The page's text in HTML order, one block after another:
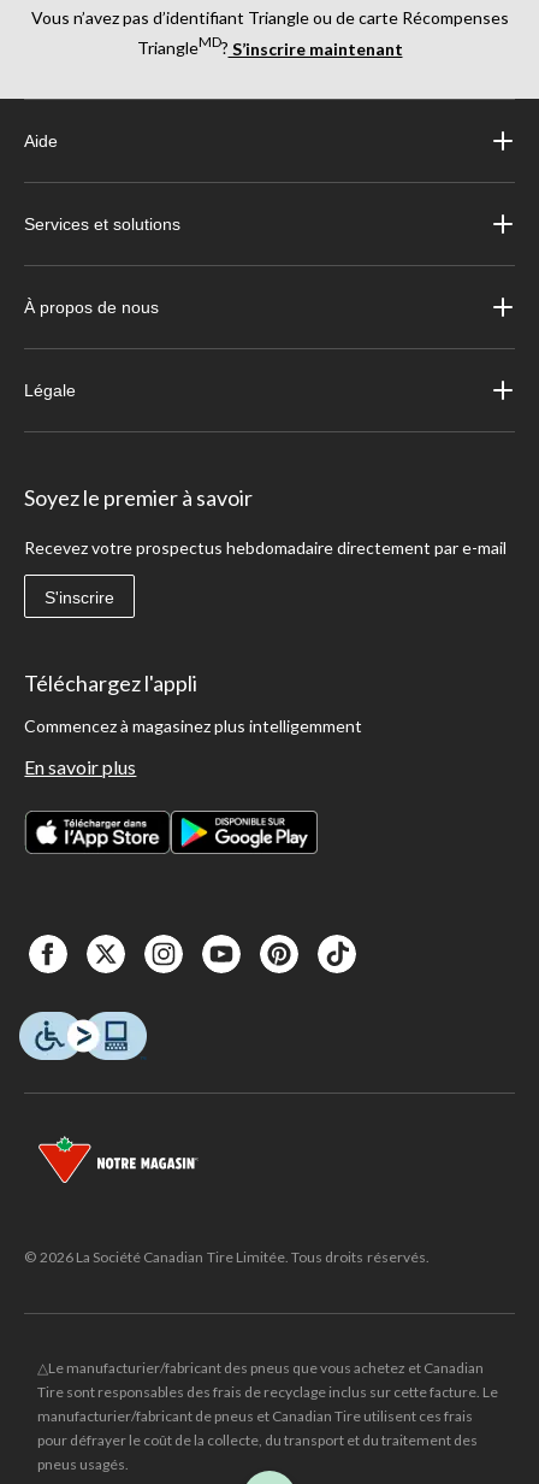
Vous n’avez pas d’identifiant Triangle ou de carte Récompenses
TriangleMD? S’inscrire maintenant
Aide
Services et solutions
À propos de nous
Légale
Soyez le premier à savoir
Recevez votre prospectus hebdomadaire directement par e-mail
S'inscrire
Téléchargez l'appli
Commencez à magasinez plus intelligemment
En savoir plus
© 2026 La Société Canadian Tire Limitée. Tous droits réservés.
△Le manufacturier/fabricant des pneus que vous achetez et Canadian
Tire sont responsables des frais de recyclage inclus sur cette facture. Le
manufacturier/fabricant de pneus et Canadian Tire utilisent ces frais
pour défrayer le coût de la collecte, du transport et du traitement des
pneus usagés.